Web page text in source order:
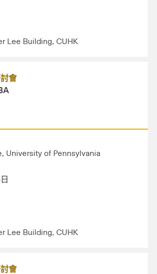
Lee Building, CUHK
會
University of Pennsylvania
Lee Building, CUHK
會